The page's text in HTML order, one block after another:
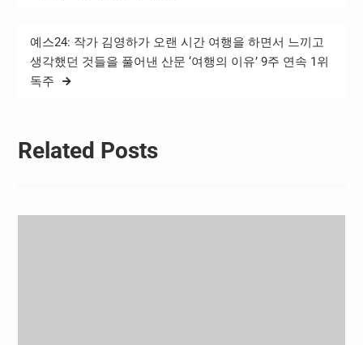
예스24: 작가 김영하가 오랜 시간 여행을 하면서 느끼고
생각했던 것들을 풀어낸 산문 ‘여행의 이유’ 9주 연속 1위
독주
Related Posts